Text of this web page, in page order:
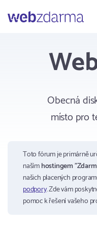
Obecná
místo pro
Toto fórum je primárně
našímhostingem
našich placených
podpory. Zde vám
pomoc k řešení vašeho